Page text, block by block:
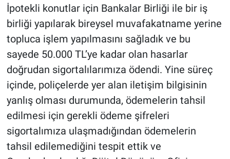
İpotekli konutlar için Bankalar Birliği ile bir iş
birliği yapılarak bireysel muvafakatname yerine
topluca işlem yapılmasını sağladık ve bu
sayede 50.000 TL’ye kadar olan hasarlar
doğrudan sigortalılarımıza ödendi. Yine süreç
içinde, poliçelerde yer alan iletişim bilgisinin
yanlış olması durumunda, ödemelerin tahsil
edilmesi için gerekli ödeme şifreleri
sigortalımıza ulaşmadığından ödemelerin
tahsil edilemediğini tespit ettik ve